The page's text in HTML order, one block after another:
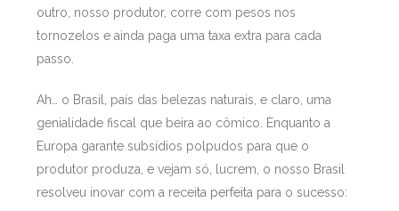
outro, nosso produtor, corre com pesos nos
tornozelos e ainda paga uma taxa extra para cada
passo.
Ah… o Brasil, país das belezas naturais, e claro, uma
genialidade fiscal que beira ao cômico. Enquanto a
Europa garante subsídios polpudos para que o
produtor produza, e vejam só, lucrem, o nosso Brasil
resolveu inovar com a receita perfeita para o sucesso: